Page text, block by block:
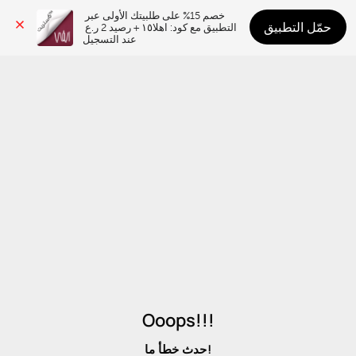
عند التسجيل
حمّل التطبيق
Ooops!!!
حدث خطأ ما!